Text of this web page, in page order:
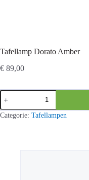
Tafellamp Dorato Amber
€ 89,00
Tafellamp
Dorato
Amber
aantal
Categorie: Tafellampen